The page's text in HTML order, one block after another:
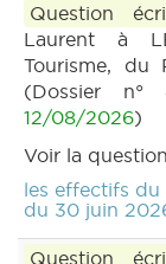
Question
Laurent à
Tourisme, du
(Dossier n°
12/08/2026)
Voir la
les effectifs du
du 30 juin
Question